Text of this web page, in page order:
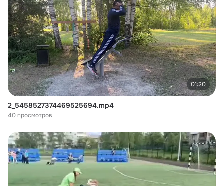
01:20
2_5458527374469525694.mp4
40 просмотров